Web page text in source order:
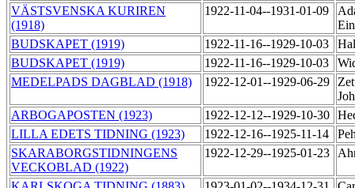
VÄSTSVENSKA KURIREN
(1918)
1922-11-04--1931-01-09
BUDSKAPET (1919)
1922-11-16--1929-10-03
BUDSKAPET (1919)
1922-11-16--1929-10-03
MEDELPADS DAGBLAD (1918)
1922-12-01--1929-06-29
ARBOGAPOSTEN (1923)
1922-12-12--1929-10-30
LILLA EDETS TIDNING (1923)
1922-12-16--1925-11-14
SKARABORGSTIDNINGENS
VECKOBLAD (1922)
1922-12-29--1925-01-23